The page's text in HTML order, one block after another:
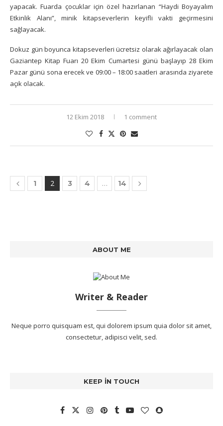
yapacak. Fuarda çocuklar için özel hazırlanan “Haydi Boyayalım
Etkinlik Alanı”, minik kitapseverlerin keyifli vakti geçirmesini
sağlayacak.
Dokuz gün boyunca kitapseverleri ücretsiz olarak ağırlayacak olan
Gaziantep Kitap Fuarı 20 Ekim Cumartesi günü başlayıp 28 Ekim
Pazar günü sona erecek ve 09:00 – 18:00 saatleri arasında ziyarete
açık olacak.
12 Ekim 2018 1 comment
1 2 3 4 … 14
ABOUT ME
Writer & Reader
Neque porro quisquam est, qui dolorem ipsum quia dolor sit amet,
consectetur, adipisci velit, sed.
KEEP IN TOUCH